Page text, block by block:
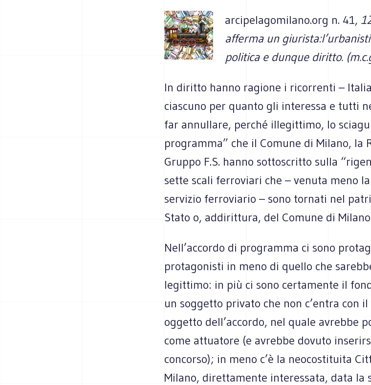
arcipelagomilano.org n. 41,
afferma un
politica e dunque diritto.
In diritto hanno ragione i ricorrenti –
ciascuno per quanto gli interessa e tutti
far annullare, perché illegittimo, lo
programma” che il Comune di Milano, la
Gruppo F.S. hanno sottoscritto sulla
sette scali ferroviari che – venuta meno
servizio ferroviario – sono tornati nel
Stato o, addirittura, del Comune di
Nell’accordo di programma ci sono
protagonisti in meno di quello che
legittimo: in più ci sono certamente il
un soggetto privato che non c’entra con
oggetto dell’accordo, nel quale avrebbe
come attuatore (e avrebbe dovuto
concorso); in meno c’è la neocostituita
Milano, direttamente interessata, data la